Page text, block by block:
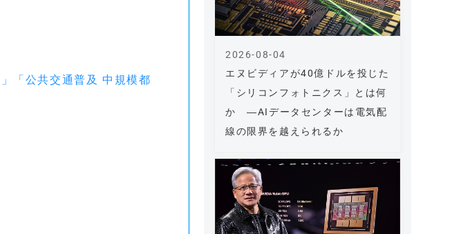
「公共交通普及 中規模都
エヌビディアが40億ドルを投じた
「シリコンフォトニクス」とは何
か ―AIデータセンターは電気配
線の限界を越えられるか
2026-08-04